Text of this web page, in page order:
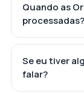
Quando as
processadas?
Se eu tiver
falar?